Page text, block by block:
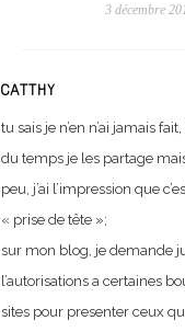
3 décembre
CATTHY
tu sais je n’en n’ai jamais
du temps je les partage
peu, j’ai l’impression que
« prise de tête »;
sur mon blog, je demande
l’autorisations a certaines
sites pour presenter ceux